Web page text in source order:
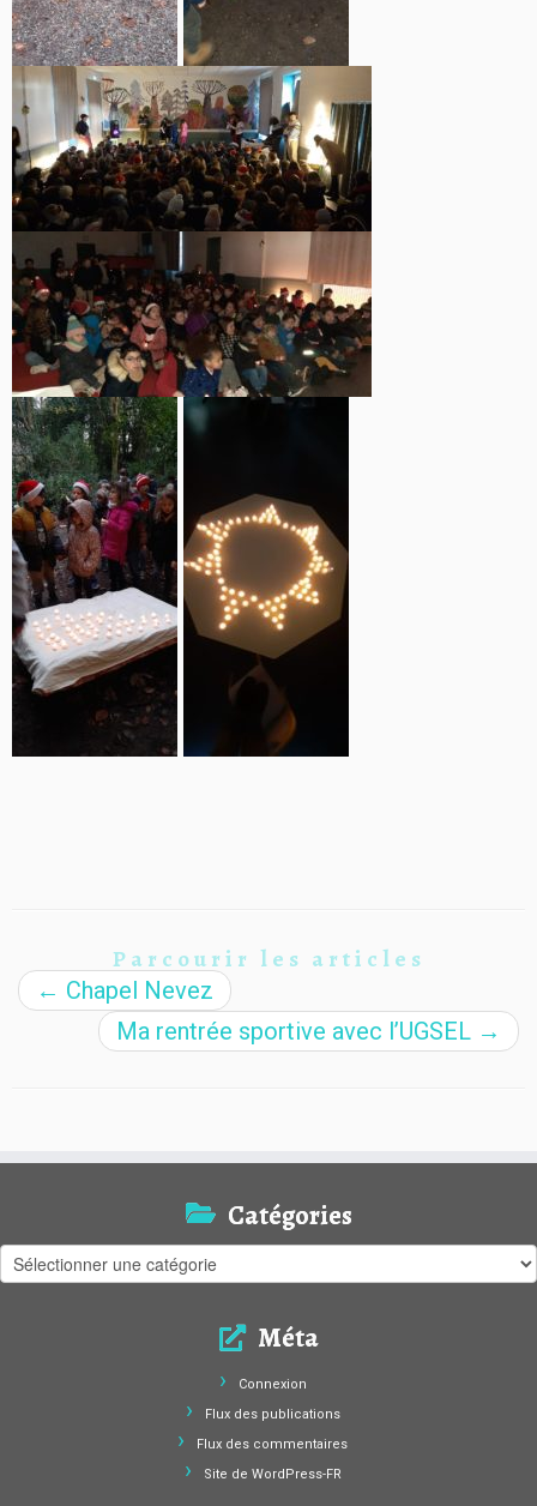
Parcourir les articles
← Chapel Nevez
Ma rentrée sportive avec l’UGSEL →
Catégories
Catégories
Méta
Connexion
Flux des publications
Flux des commentaires
Site de WordPress-FR